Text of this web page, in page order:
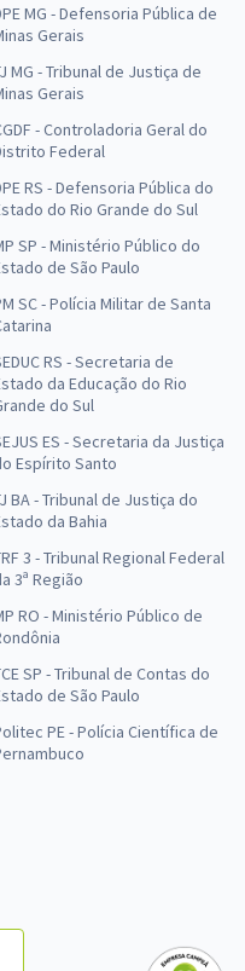
MG - Defensoria Pública de
Gerais
MG - Tribunal de Justiça de
Gerais
- Controladoria Geral do
Federal
RS - Defensoria Pública do
do Rio Grande do Sul
SP - Ministério Público do
de São Paulo
SC - Polícia Militar de Santa
RS - Secretaria de
da Educação do Rio
do Sul
ES - Secretaria da Justiça
Espírito Santo
BA - Tribunal de Justiça do
da Bahia
3 - Tribunal Regional Federal
3ª Região
RO - Ministério Público de
SP - Tribunal de Contas do
de São Paulo
PE - Polícia Científica de